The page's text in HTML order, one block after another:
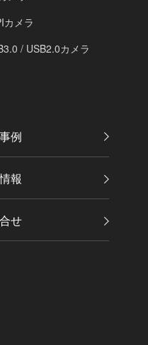
カメラ
/ USB2.0カメラ
例
報
せ